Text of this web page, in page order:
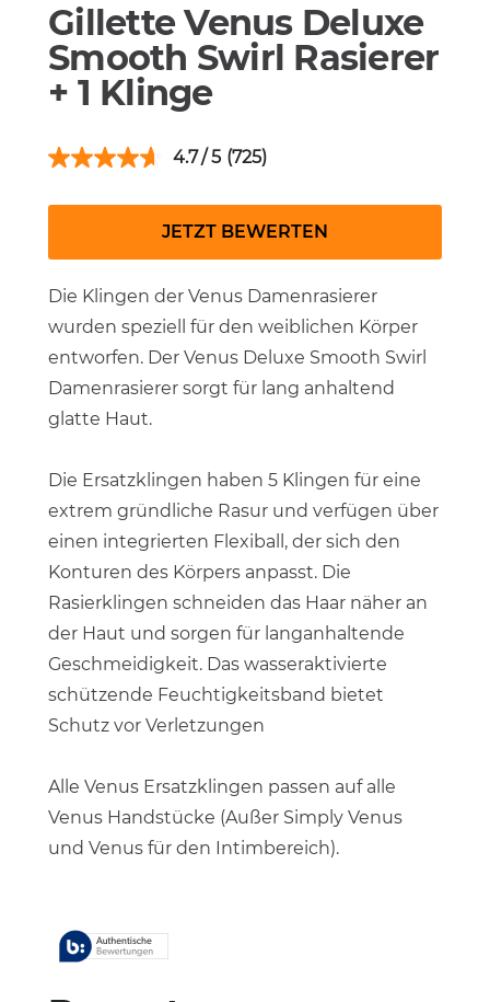
Gillette Venus Deluxe
Smooth Swirl Rasierer
+ 1 Klinge
4.7 (725)
JETZT BEWERTEN
Die Klingen der Venus Damenrasierer
wurden speziell für den weiblichen Körper
entworfen. Der Venus Deluxe Smooth Swirl
Damenrasierer sorgt für lang anhaltend
glatte Haut.
Die Ersatzklingen haben 5 Klingen für eine
extrem gründliche Rasur und verfügen über
einen integrierten Flexiball, der sich den
Konturen des Körpers anpasst. Die
Rasierklingen schneiden das Haar näher an
der Haut und sorgen für langanhaltende
Geschmeidigkeit. Das wasseraktivierte
schützende Feuchtigkeitsband bietet
Schutz vor Verletzungen
Alle Venus Ersatzklingen passen auf alle
Venus Handstücke (Außer Simply Venus
und Venus für den Intimbereich).